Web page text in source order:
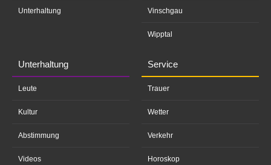
Unterhaltung Vinschgau
Wipptal
Unterhaltung
Leute
Kultur
Abstimmung
Videos
Service
Trauer
Wetter
Verkehr
Horoskop